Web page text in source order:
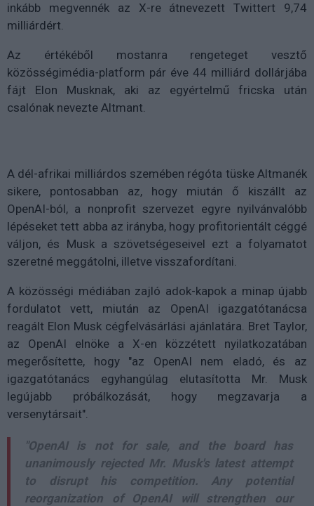
inkább megvennék az X-re átnevezett Twittert 9,74
milliárdért.
Az értékéből mostanra rengeteget vesztő
közösségimédia-platform pár éve 44 milliárd dollárjába
fájt Elon Musknak, aki az egyértelmű fricska után
csalónak nevezte Altmant.
A dél-afrikai milliárdos szemében régóta tüske Altmanék
sikere, pontosabban az, hogy miután ő kiszállt az
OpenAI-ból, a nonprofit szervezet egyre nyilvánvalóbb
lépéseket tett abba az irányba, hogy profitorientált céggé
váljon, és Musk a szövetségeseivel ezt a folyamatot
szeretné meggátolni, illetve visszafordítani.
A közösségi médiában zajló adok-kapok a minap újabb
fordulatot vett, miután az OpenAI igazgatótanácsa
reagált Elon Musk cégfelvásárlási ajánlatára. Bret Taylor,
az OpenAI elnöke a X-en közzétett nyilatkozatában
megerősítette, hogy "az OpenAI nem eladó, és az
igazgatótanács egyhangúlag elutasította Mr. Musk
legújabb próbálkozását, hogy megzavarja a
versenytársait".
"OpenAI is not for sale, and the board has
unanimously rejected Mr. Musk's latest attempt
to disrupt his competition. Any potential
reorganization of OpenAI will strengthen our